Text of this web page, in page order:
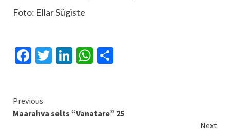
Foto: Ellar Sügiste
Facebook
Twitter
LinkedIn
WhatsApp
Continue
Reading
Previous
Maarahva selts “Vanatare” 25
Next